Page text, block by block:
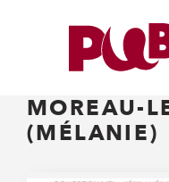
MOREAU-
(MÉLANIE)